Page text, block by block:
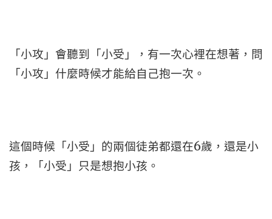
「小攻」會聽到「小受」，有一次心裡在想著，問
「小攻」什麼時候才能給自己抱一次。
這個時候「小受」的兩個徒弟都還在6歲，還是小
孩，「小受」只是想抱小孩。